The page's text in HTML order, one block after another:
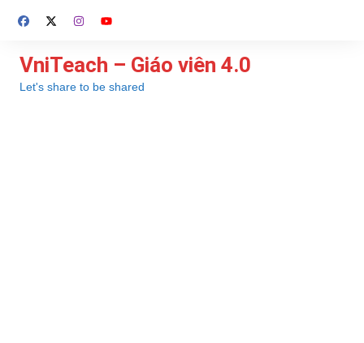
đến
dung
VniTeach – Giáo viên 4.0
Let's share to be shared